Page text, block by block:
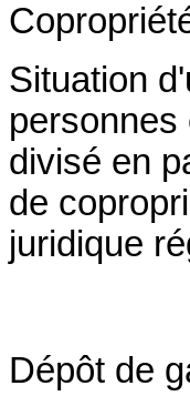
Situation
personnes
divisé en
de
juridique
Dépôt de